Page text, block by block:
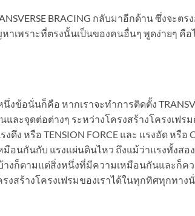
BRACING กลับมาอีกด้าน ซึ่งจะต
เพราะที่ตรงนั้นเป็นของคนอื่นๆ พูดง่ายๆ คื
อนั่นก็คือ หากเราจะทำการติดตั้ง
ละจุดต่อต่างๆ ระหว่างโครงสร้างโครงเฟรม
ง หรือ TENSION FORCE และ แรงอัด หรือ
มือนกันกับ แรงแผ่นดินไหว ถึงแม้ว่าแรงทั้งส
ก็ตามแต่สิ่งหนึ่งที่มีความเหมือนกันและก็คว
สร้างโครงเฟรมของเราได้ในทุกทิศทุกทาง